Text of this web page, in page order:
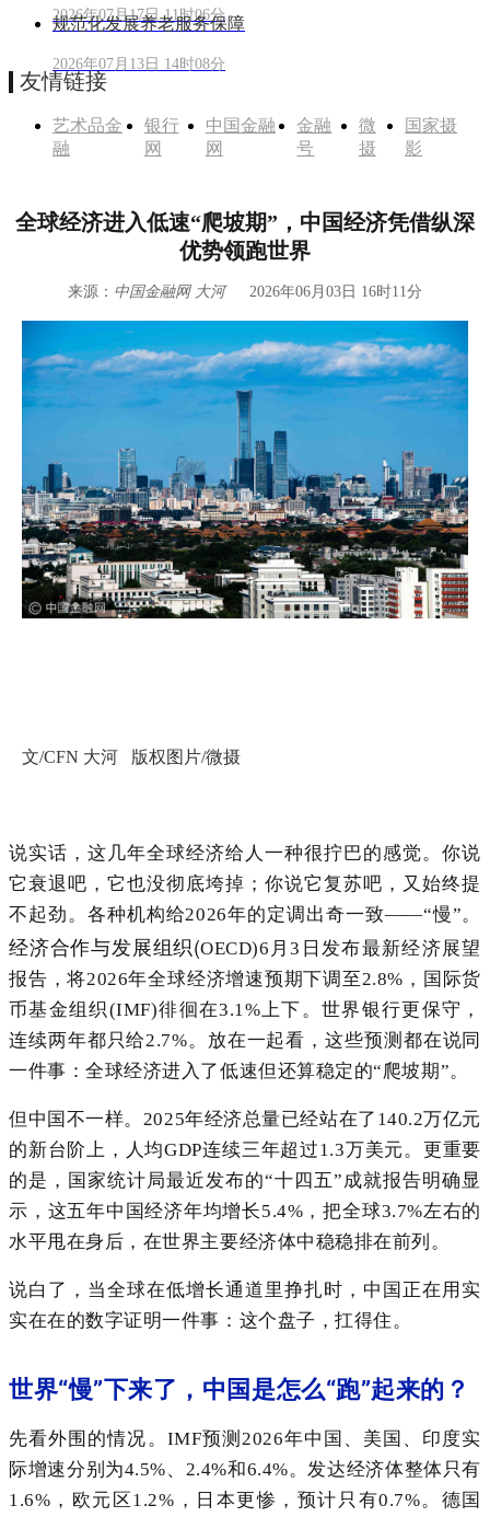
2026年07月17日 11时06分
规范化发展养老服务保障
2026年07月13日 14时08分
友情链接
艺术品金
融
银行
网
中国金融
网
金融
号
微
摄
国家摄
影
全球经济进入低速“爬坡期”，中国经济凭借纵深
优势领跑世界
来源： 中国金融网 大河 2026年06月03日 16时11分
文/CFN 大河 版权图片/微摄
说实话，这几年全球经济给人一种很拧巴的感觉。你说
它衰退吧，它也没彻底垮掉；你说它复苏吧，又始终提
不起劲。各种机构给2026年的定调出奇一致——“慢”。
经济合作与发展组织(OECD)6月3日发布最新经济展望
报告，将2026年全球经济增速预期下调至2.8%，国际货
币基金组织(IMF)徘徊在3.1%上下。世界银行更保守，
连续两年都只给2.7%。放在一起看，这些预测都在说同
一件事：全球经济进入了低速但还算稳定的“爬坡期”。
但中国不一样。2025年经济总量已经站在了140.2万亿元
的新台阶上，人均GDP连续三年超过1.3万美元。更重要
的是，国家统计局最近发布的“十四五”成就报告明确显
示，这五年中国经济年均增长5.4%，把全球3.7%左右的
水平甩在身后，在世界主要经济体中稳稳排在前列。
说白了，当全球在低增长通道里挣扎时，中国正在用实
实在在的数字证明一件事：这个盘子，扛得住。
世界“慢”下来了，中国是怎么“跑”起来的？
先看外围的情况。IMF预测2026年中国、美国、印度实
际增速分别为4.5%、2.4%和6.4%。发达经济体整体只有
1.6%，欧元区1.2%，日本更惨，预计只有0.7%。德国